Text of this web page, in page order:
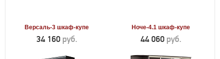
Версаль-3 шкаф-купе
34 160 руб.
Ноче-4.1 шкаф-купе
44 060 руб.